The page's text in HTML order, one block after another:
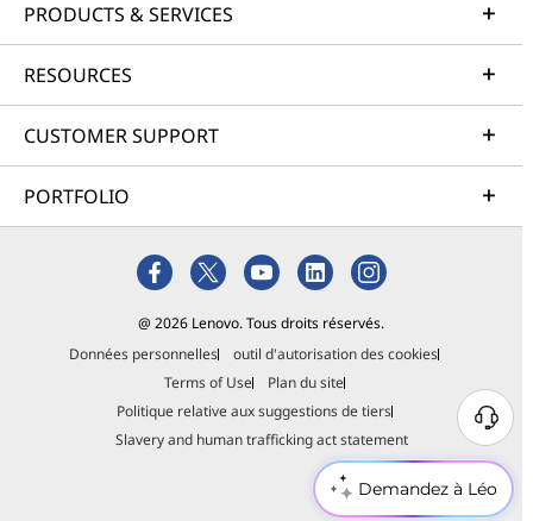
Demandez à Léo
PRODUCTS & SERVICES
RESOURCES
CUSTOMER SUPPORT
PORTFOLIO
@ 2026 Lenovo. Tous droits réservés.
Données personnelles
outil d'autorisation des cookies
Terms of Use
Plan du site
Politique relative aux suggestions de tiers
Slavery and human trafficking act statement